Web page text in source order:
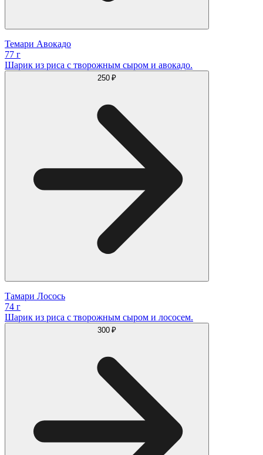
Темари Авокадо
77 г
Шарик из риса с творожным сыром и авокадо.
250 ₽
Тамари Лосось
74 г
Шарик из риса с творожным сыром и лососем.
300 ₽